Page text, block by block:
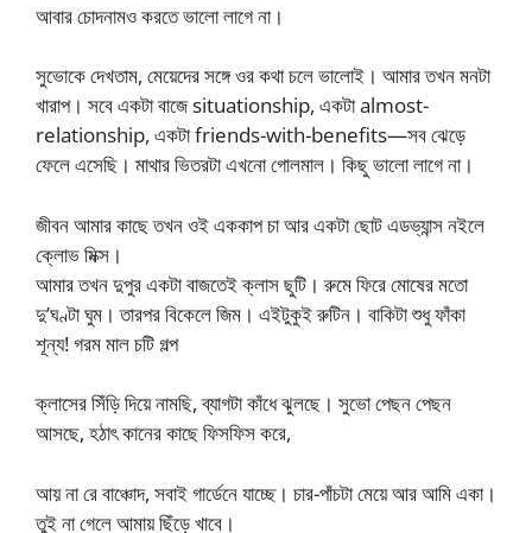
আবার চোদনামও করতে ভালো লাগে না।
সুভোকে দেখতাম, মেয়েদের সঙ্গে ওর কথা চলে ভালোই। আমার তখন মনটা
খারাপ। সবে একটা বাজে situationship, একটা almost-
relationship, একটা friends-with-benefits—সব ঝেড়ে
ফেলে এসেছি। মাথার ভিতরটা এখনো গোলমাল। কিছু ভালো লাগে না।
জীবন আমার কাছে তখন ওই এককাপ চা আর একটা ছোট এডভ্যান্স নইলে
ক্লোভ মিক্স।
আমার তখন দুপুর একটা বাজতেই ক্লাস ছুটি। রুমে ফিরে মোষের মতো
দু’ঘণ্টা ঘুম। তারপর বিকেলে জিম। এইটুকুই রুটিন। বাকিটা শুধু ফাঁকা
শূন্য! গরম মাল চটি গল্প
ক্লাসের সিঁড়ি দিয়ে নামছি, ব্যাগটা কাঁধে ঝুলছে। সুভো পেছন পেছন
আসছে, হঠাৎ কানের কাছে ফিসফিস করে,
আয় না রে বাঞ্চোদ, সবাই গার্ডেনে যাচ্ছে। চার-পাঁচটা মেয়ে আর আমি একা।
তুই না গেলে আমায় ছিঁড়ে খাবে।